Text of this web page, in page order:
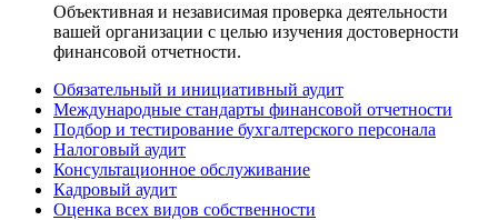
Объективная и независимая проверка деятельности
вашей организации с целью изучения достоверности
финансовой отчетности.
Обязательный и инициативный аудит
Международные стандарты финансовой отчетности
Подбор и тестирование бухгалтерского персонала
Налоговый аудит
Консультационное обслуживание
Кадровый аудит
Оценка всех видов собственности